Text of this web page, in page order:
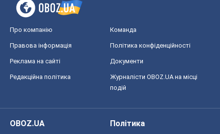
Про компанію Команда
Правова інформація Політика конфіденційності
Реклама на сайті Документи
Редакційна політика
Журналісти OBOZ.UA на місці
подій
OBOZ.UA
Політика